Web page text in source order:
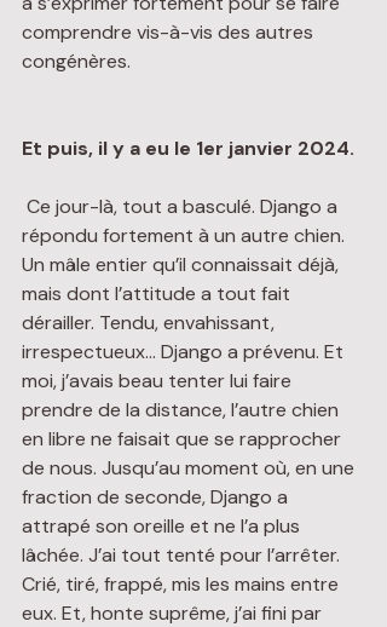
comprendre vis-à-vis des autres
congénères.
Et puis, il y a eu le 1er janvier 2024.
répondu fortement à un autre chien.
Un mâle entier qu’il connaissait déjà,
mais dont l’attitude a tout fait
dérailler. Tendu, envahissant,
irrespectueux… Django a prévenu. Et
moi, j’avais beau tenter lui faire
prendre de la distance, l’autre chien
en libre ne faisait que se rapprocher
de nous. Jusqu’au moment où, en une
fraction de seconde, Django a
attrapé son oreille et ne l’a plus
lâchée. J’ai tout tenté pour l’arrêter.
Crié, tiré, frappé, mis les mains entre
eux. Et, honte suprême, j’ai fini par